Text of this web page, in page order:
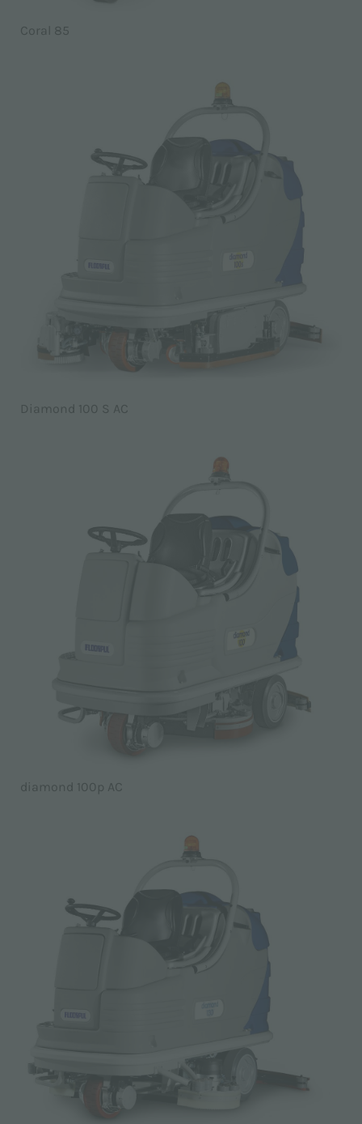
Coral 85
Diamond 100 S AC
diamond 100p AC